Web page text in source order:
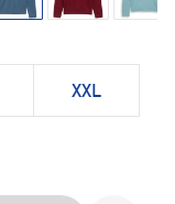
XXL